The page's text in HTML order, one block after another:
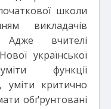
школи
викладачів
Адже вчителі
української
функції
уміти критично
обґрунтовані